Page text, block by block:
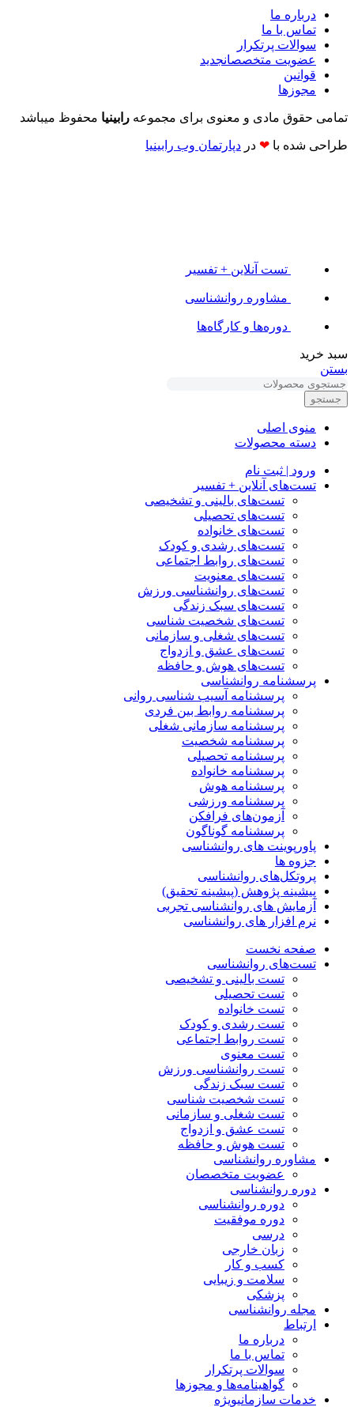
درباره ما
تماس با ما
سوالات پرتکرار
عضویت متخصصانجدید
قوانین
مجوزها
تمامی حقوق مادی و معنوی برای مجموعه رابینیا محفوظ میباشد
طراحی شده با ❤ در دپارتمان وب رابینیا​​
تست آنلاین + تفسیر
مشاوره روانشناسی
دوره‌ها و کارگاه‌ها
سبد خرید
بستن
جستجو
منوی اصلی
دسته محصولات
ورود | ثبت نام
تست‌های آنلاین + تفسیر
تست‌های بالینی و تشخیصی
تست‌های تحصیلی
تست‌های خانواده
تست‌های رشدی و کودک
تست‌های روابط اجتماعی
تست‌های معنویت
تست‌های روانشناسی ورزش
تست‌های سبک زندگی
تست‌های شخصیت شناسی
تست‌های شغلی و سازمانی
تست‌های عشق و ازدواج
تست‌های هوش و حافظه
پرسشنامه روانشناسی
پرسشنامه آسیب شناسی روانی
پرسشنامه روابط بین فردی
پرسشنامه سازمانی شغلی
پرسشنامه شخصیت
پرسشنامه تحصیلی
پرسشنامه خانواده
پرسشنامه هوش
پرسشنامه ورزشی
آزمون‌های فرافکن
پرسشنامه گوناگون
پاورپوینت های روانشناسی
جزوه ها
پروتکل‌های روانشناسی
پیشینه پژوهش (پیشینه تحقیق)
آزمایش های روانشناسی تجربی
نرم افزار های روانشناسی
صفحه نخست
تست‌های روانشناسی
تست بالینی و تشخیصی
تست تحصیلی
تست خانواده
تست رشدی و کودک
تست روابط اجتماعی
تست معنوی
تست روانشناسی ورزش
تست سبک زندگی
تست شخصیت شناسی
تست شغلی و سازمانی
تست عشق و ازدواج
تست هوش و حافظه
مشاوره روانشناسی
عضویت متخصصان
دوره روانشناسی
دوره روانشناسی
دوره موفقیت
درسی
زبان خارجی
کسب و کار
سلامت و زیبایی
پزشکی
مجله روانشناسی
ارتباط
درباره ما
تماس با ما
سوالات پرتکرار
گواهینامه‌ها و مجوزها
خدمات سازمانیویژه